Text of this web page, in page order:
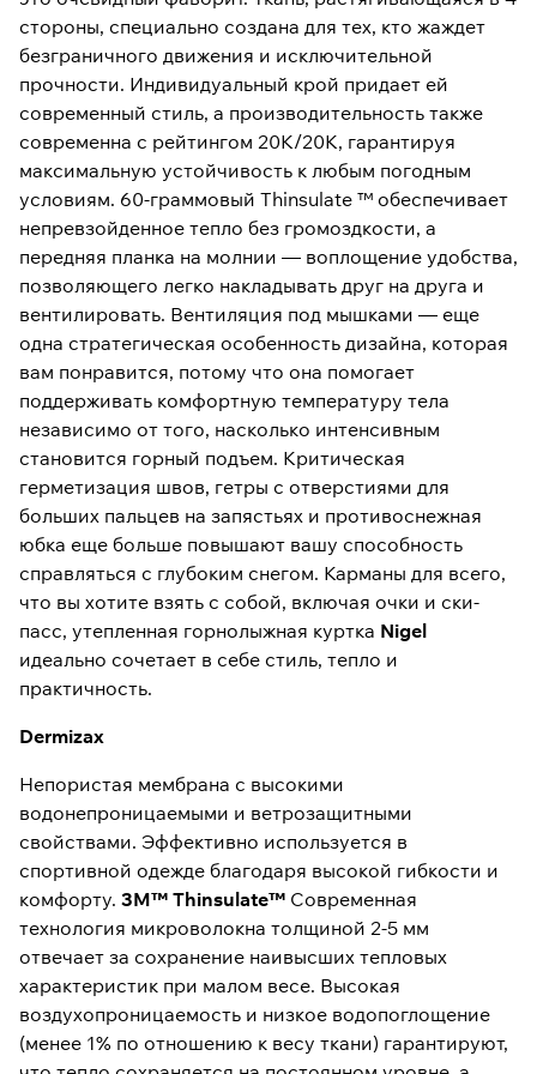
стороны, специально создана для тех, кто жаждет
безграничного движения и исключительной
прочности. Индивидуальный крой придает ей
современный стиль, а производительность также
современна с рейтингом 20K/20K, гарантируя
максимальную устойчивость к любым погодным
условиям. 60-граммовый Thinsulate ™ обеспечивает
непревзойденное тепло без громоздкости, а
передняя планка на молнии — воплощение удобства,
позволяющего легко накладывать друг на друга и
вентилировать. Вентиляция под мышками — еще
одна стратегическая особенность дизайна, которая
вам понравится, потому что она помогает
поддерживать комфортную температуру тела
независимо от того, насколько интенсивным
становится горный подъем. Критическая
герметизация швов, гетры с отверстиями для
больших пальцев на запястьях и противоснежная
юбка еще больше повышают вашу способность
справляться с глубоким снегом. Карманы для всего,
что вы хотите взять с собой, включая очки и ски-
пасс, утепленная горнолыжная куртка Nigel
идеально сочетает в себе стиль, тепло и
практичность.
Dermizax
Непористая мембрана с высокими
водонепроницаемыми и ветрозащитными
свойствами. Эффективно используется в
спортивной одежде благодаря высокой гибкости и
комфорту. 3M™ Thinsulate™ Современная
технология микроволокна толщиной 2-5 мм
отвечает за сохранение наивысших тепловых
характеристик при малом весе. Высокая
воздухопроницаемость и низкое водопоглощение
(менее 1% по отношению к весу ткани) гарантируют,